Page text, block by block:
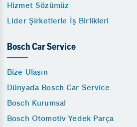
Hizmet Sözümüz
Lider Şirketlerle İş Birlikleri
Bosch Car Service
Bize Ulaşın
Dünyada Bosch Car Service
Bosch Kurumsal
Bosch Otomotiv Yedek Parça